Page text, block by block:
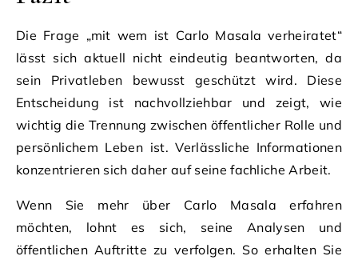
Die Frage „mit wem ist Carlo Masala verheiratet“
lässt sich aktuell nicht eindeutig beantworten, da
sein Privatleben bewusst geschützt wird. Diese
Entscheidung ist nachvollziehbar und zeigt, wie
wichtig die Trennung zwischen öffentlicher Rolle und
persönlichem Leben ist. Verlässliche Informationen
konzentrieren sich daher auf seine fachliche Arbeit.
Wenn Sie mehr über Carlo Masala erfahren
möchten, lohnt es sich, seine Analysen und
öffentlichen Auftritte zu verfolgen. So erhalten Sie